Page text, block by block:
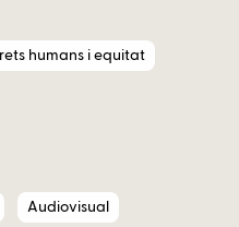
humans i equitat
Audiovisual